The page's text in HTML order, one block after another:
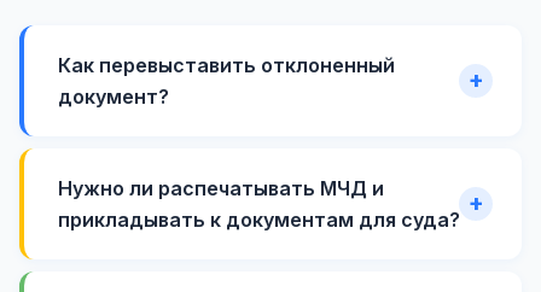
Как перевыставить отклоненный
документ?
Нужно ли распечатывать МЧД и
прикладывать к документам для суда?